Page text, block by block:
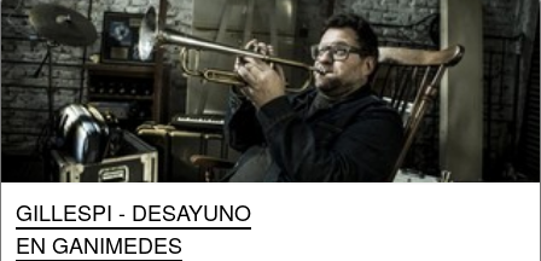
GILLESPI - DESAYUNO
EN GANIMEDES